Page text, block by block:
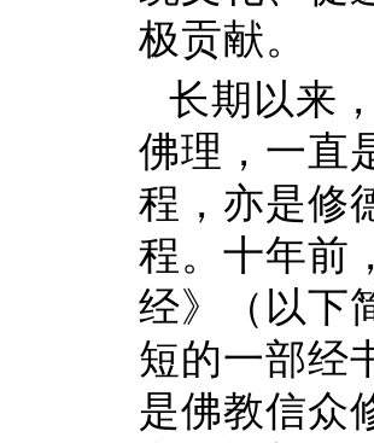
极贡献。
长期以来
佛理，一直
程，亦是修
程。十年前
经》（以下
短的一部经
是佛教信众